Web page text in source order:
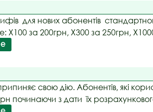
для нових абонентів
за 200грн, Х300 за 250грн,
свою дію. Абонентів, які
з дати їх